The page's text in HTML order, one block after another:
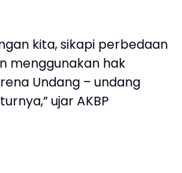
kita, sikapi perbedaan
menggunakan hak
Undang – undang
ujar AKBP